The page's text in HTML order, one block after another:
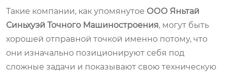
Такие компании, как упомянутое ООО Яньтай
Синьхуэй Точного Машиностроения, могут быть
хорошей отправной точкой именно потому, что
они изначально позиционируют себя под
сложные задачи и показывают свою техническую